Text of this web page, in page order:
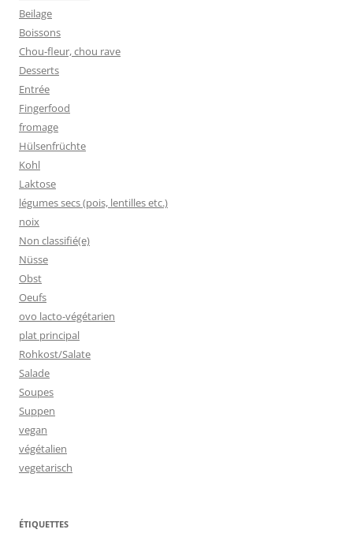
Beilage
Boissons
Chou-fleur, chou rave
Desserts
Entrée
Fingerfood
fromage
Hülsenfrüchte
Kohl
Laktose
légumes secs (pois, lentilles etc.)
noix
Non classifié(e)
Nüsse
Obst
Oeufs
ovo lacto-végétarien
plat principal
Rohkost/Salate
Salade
Soupes
Suppen
vegan
végétalien
vegetarisch
ÉTIQUETTES